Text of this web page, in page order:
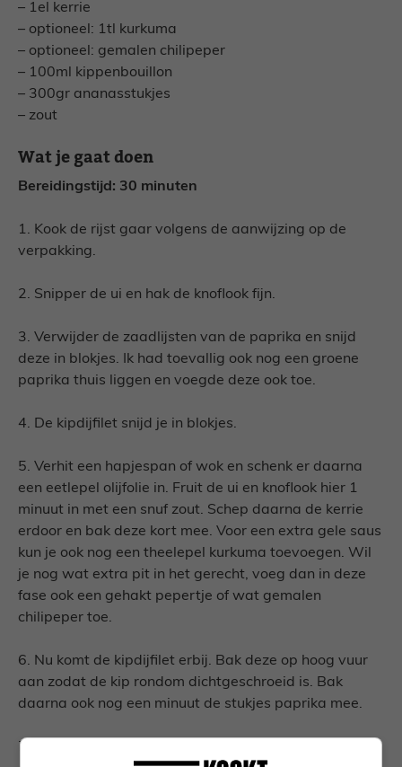
– 1el kerrie
– optioneel: 1tl kurkuma
– optioneel: gemalen chilipeper
– 100ml kippenbouillon
– 300gr ananasstukjes
– zout
Wat je gaat doen
Bereidingstijd: 30 minuten
1. Kook de rijst gaar volgens de aanwijzing op de
verpakking.
2. Snipper de ui en hak de knoflook fijn.
3. Verwijder de zaadlijsten van de paprika en snijd
deze in blokjes. Ik had toevallig ook nog een groene
paprika thuis liggen en voegde deze ook toe.
4. De kipdijfilet snijd je in blokjes.
5. Verhit een hapjespan of wok en schenk er daarna
een eetlepel olijfolie in. Fruit de ui en knoflook hier 1
minuut in met een snuf zout. Schep daarna de kerrie
erdoor en bak deze kort mee. Voor een extra gele saus
kun je ook nog een theelepel kurkuma toevoegen. Wil
je nog wat extra pit in het gerecht, voeg dan in deze
fase ook een gehakt pepertje of wat gemalen
chilipeper toe.
6. Nu komt de kipdijfilet erbij. Bak deze op hoog vuur
aan zodat de kip rondom dichtgeschroeid is. Bak
daarna ook nog een minuut de stukjes paprika mee.
7. Schenk de kippenbouillon erbij en laat het gerecht